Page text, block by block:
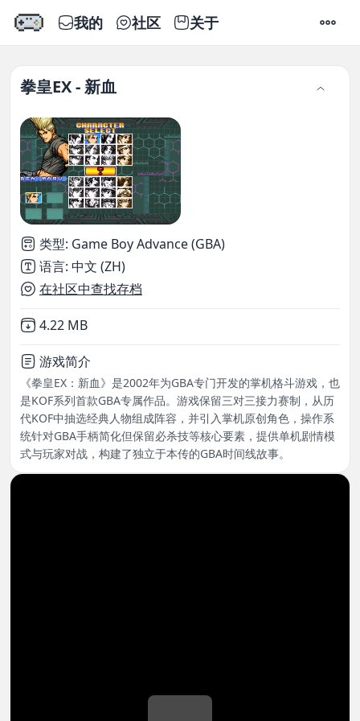
我的 社区 关于 设置
拳皇EX - 新血
类型: Game Boy Advance (GBA)
语言: 中文 (ZH)
在社区中查找存档
Not downloaded
4.22 MB
游戏简介
《拳皇EX：新血》是2002年为GBA专门开发的掌机格斗游戏，也
是KOF系列首款GBA专属作品。游戏保留三对三接力赛制，从历
代KOF中抽选经典人物组成阵容，并引入掌机原创角色，操作系
统针对GBA手柄简化但保留必杀技等核心要素，提供单机剧情模
式与玩家对战，构建了独立于本传的GBA时间线故事。